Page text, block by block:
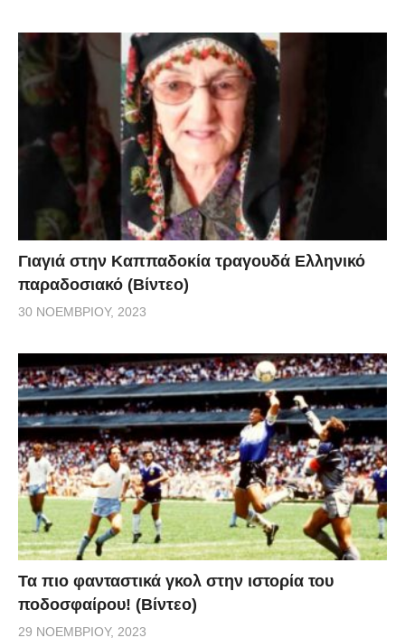
Γιαγιά στην Καππαδοκία τραγουδά Ελληνικό
παραδοσιακό (Βίντεο)
30 ΝΟΕΜΒΡΊΟΥ, 2023
Τα πιο φανταστικά γκολ στην ιστορία του
ποδοσφαίρου! (Βίντεο)
29 ΝΟΕΜΒΡΊΟΥ, 2023